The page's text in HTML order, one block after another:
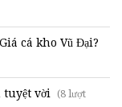
cá kho Vũ Đại?
tuyệt vời (8 lượt